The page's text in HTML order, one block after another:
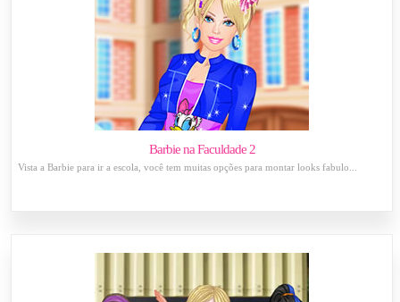
Barbie na Faculdade 2
Vista a Barbie para ir a escola, você tem muitas opções para montar looks fabulo...